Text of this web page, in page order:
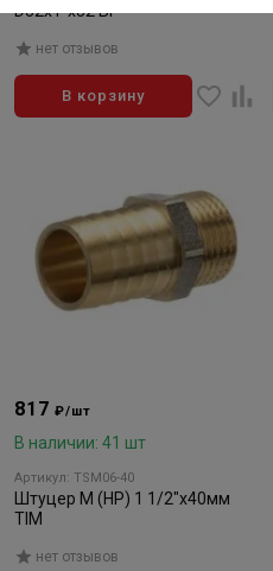
D32х1"х32 ВР
нет отзывов
В корзину
817₽/шт
В наличии: 41 шт
Артикул: TSM06-40
Штуцер M (HP) 1 1/2"x40мм
TIM
нет отзывов